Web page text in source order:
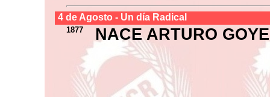
4 de Agosto - Un día Radical
1877 NACE ARTURO